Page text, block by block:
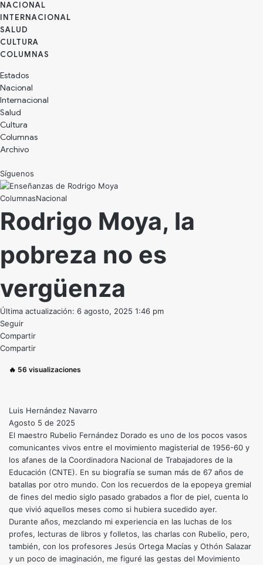
NACIONAL
INTERNACIONAL
SALUD
CULTURA
Estados
Nacional
Internacional
Salud
Cultura
Archivo
Síguenos
Nacional
Rodrigo Moya, la
pobreza no es
vergüenza
Última actualización: 6 agosto, 2025 1:46 pm
Seguir
Compartir
Compartir
🔥 56 visualizaciones
Luis Hernández Navarro
Agosto 5 de 2025
El maestro Rubelio Fernández Dorado es uno de los pocos vasos
comunicantes vivos entre el movimiento magisterial de 1956-60 y
los afanes de la Coordinadora Nacional de Trabajadores de la
Educación (CNTE). En su biografía se suman más de 67 años de
batallas por otro mundo. Con los recuerdos de la epopeya gremial
de fines del medio siglo pasado grabados a flor de piel, cuenta lo
que vivió aquellos meses como si hubiera sucedido ayer.
Durante años, mezclando mi experiencia en las luchas de los
profes, lecturas de libros y folletos, las charlas con Rubelio, pero,
también, con los profesores Jesús Ortega Macías y Othón Salazar
y un poco de imaginación, me figuré las gestas del Movimiento